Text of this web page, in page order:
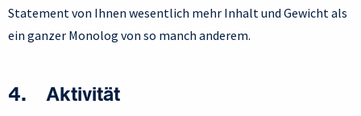
Statement von Ihnen wesentlich mehr Inhalt und Gewicht als
ein ganzer Monolog von so manch anderem.
4. Aktivität